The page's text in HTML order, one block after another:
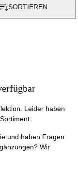
SORTIEREN
Leider haben
und haben Fragen
Wir